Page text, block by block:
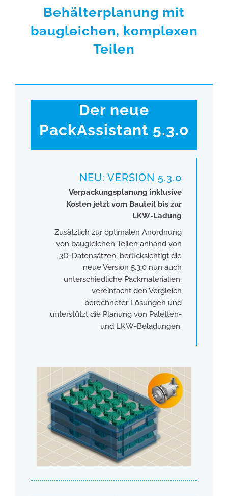
Behälterplanung mit
baugleichen, komplexen
Teilen
Der neue
PackAssistant 5.3.0
NEU: VERSION 5.3.0
Verpackungsplanung inklusive
Kosten jetzt vom Bauteil bis zur
LKW-Ladung
Zusätzlich zur optimalen Anordnung
von baugleichen Teilen anhand von
3D-Datensätzen, berücksichtigt die
neue Version 5.3.0 nun auch
unterschiedliche Packmaterialien,
vereinfacht den Vergleich
berechneter Lösungen und
unterstützt die Planung von Paletten-
und LKW-Beladungen.